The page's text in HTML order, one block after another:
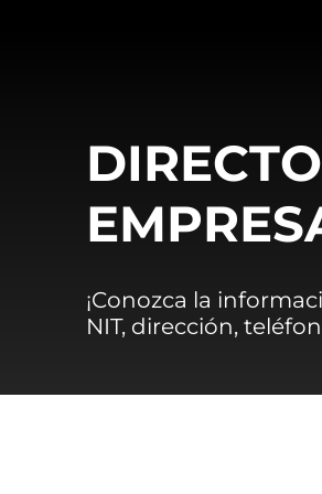
¡Conozca la
NIT, dirección,